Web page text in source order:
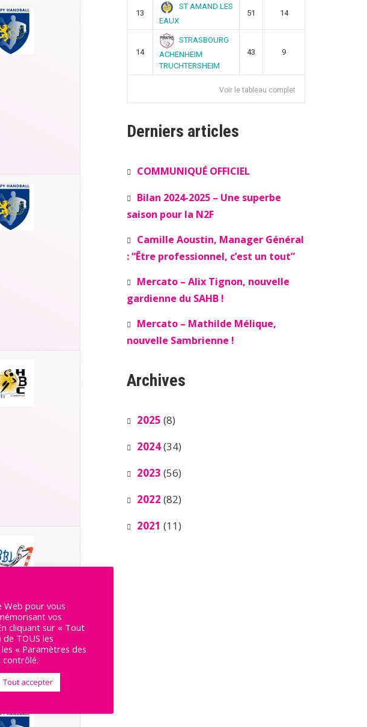
13
ST AMAND LES
EAUX
51 14
14
STRASBOURG
ACHENHEIM
TRUCHTERSHEIM
43 9
Voir le tableau complet
Derniers articles
COMMUNIQUÉ OFFICIEL
Bilan 2024-2025 – Une superbe
saison pour la N2F
Camille Aoustin, Manager Général
: “Être professionnel, c’est un tout”
Mercato – Alix Tignon, nouvelle
gardienne du SAHB !
Mercato – Mathilde Mélique,
nouvelle Sambrienne !
Archives
2025 (8)
2024(34)
2023 (56)
2022 (82)
2021 (11)
Web pour vous
vos
cliquant sur « Tout
TOUS les
« Paramètres des
contrôlé.
Tout accepter